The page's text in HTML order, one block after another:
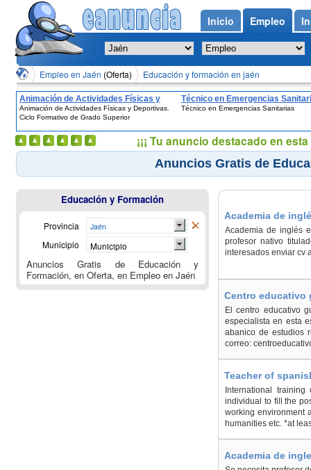
Empleo en Jaén (Oferta) Educación y formación en jaén
Animación de Actividades Físicas y
Deportivas. Ciclo Formativo de Grado
Superior
Animación de Actividades Físicas y Deportivas.
Ciclo Formativo de Grado Superior
Técnico en Emergencias
Técnico en Emergencias Sanitarias
Anuncios Gratis de
Academia de
Academia de inglés
profesor nativo
interesados enviar cv
Centro educativo
El centro educativo
especialista en esta
abanico de estudios
correo:
Teacher of
International
individual to fill the
working environment
humanities etc. *at
Academia de
Educación y Formación
Provincia Jaén
Municipio Municipio
Anuncios Gratis de Educación y
Formación, en Oferta, en Empleo en Jaén
Inicio Empleo
¡¡¡ Tu anuncio destacado en